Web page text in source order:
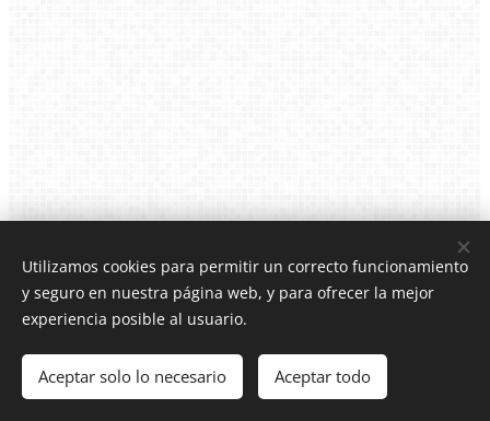
Cookies
Utilizamos cookies para permitir un correcto funcionamiento
y seguro en nuestra página web, y para ofrecer la mejor
experiencia posible al usuario.
Aceptar solo lo necesario Aceptar todo